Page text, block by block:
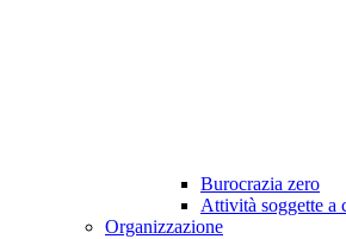
Burocrazia zero
Attività soggette a
Organizzazione